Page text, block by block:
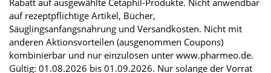
Rabatt auf ausgewählte Cetaphil-Produkte. Nicht anwendbar
auf rezeptpflichtige Artikel, Bücher,
Säuglingsanfangsnahrung und Versandkosten. Nicht mit
anderen Aktionsvorteilen (ausgenommen Coupons)
kombinierbar und nur einzulösen unter www.pharmeo.de.
Gültig: 01.08.2026 bis 01.09.2026. Nur solange der Vorrat